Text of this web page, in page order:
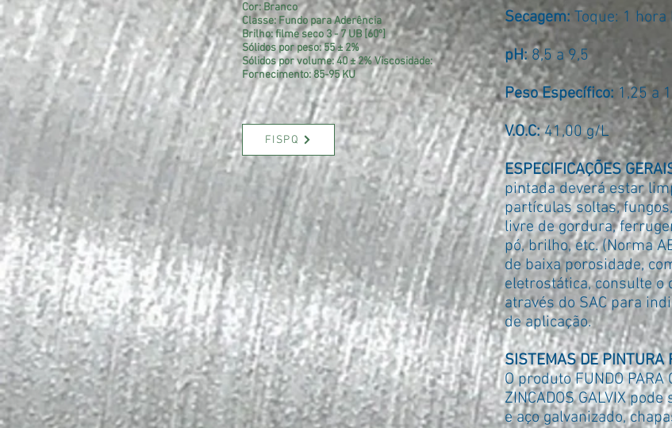
Cor: Branco
Classe: Fundo para Aderência
Brilho: filme seco 3 - 7 UB [60º]
Sólidos por peso: 55 ± 2%
Sólidos por volume: 40 ± 2% Viscosidade:
Fornecimento: 85-95 KU
FISPQ
Secagem: Toque: 1
pH:8,5 a 9,5
Peso Específico: 1,25 a
V.O.C:41,00 g/L
ESPECIFICAÇÕES
pintada deverá estar
partículas soltas,
livre de gordura,
pó, brilho, etc. (Norma
de baixa porosidade,
eletrostática, consulte o
através do SAC para
de aplicação.
SISTEMAS DE PINTURA
O produto FUNDO PARA
ZINCADOS GALVIX
e aço galvanizado,